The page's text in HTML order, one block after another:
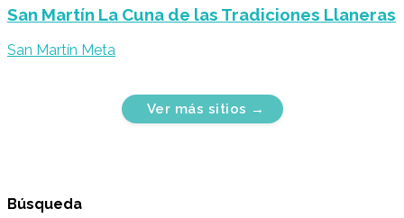
San Martín La Cuna de las Tradiciones Llaneras
San Martín Meta
Búsqueda